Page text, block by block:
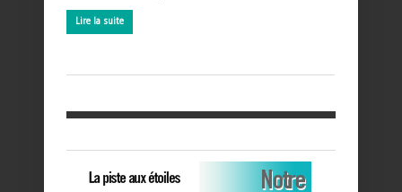
Lire la suite